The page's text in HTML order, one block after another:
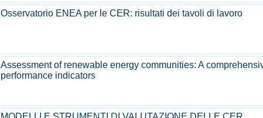
Osservatorio ENEA per le CER: risultati dei tavoli di lavoro
Assessment of renewable energy communities: A
performance indicators